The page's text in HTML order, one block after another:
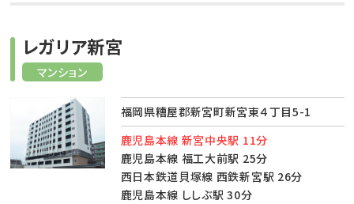
マンション
レガリア新宮
福岡県糟屋郡新宮町新宮東４丁目5-1
鹿児島本線 新宮中央駅 11分
鹿児島本線 福工大前駅 25分
西日本鉄道貝塚線 西鉄新宮駅 26分
鹿児島本線 ししぶ駅 30分